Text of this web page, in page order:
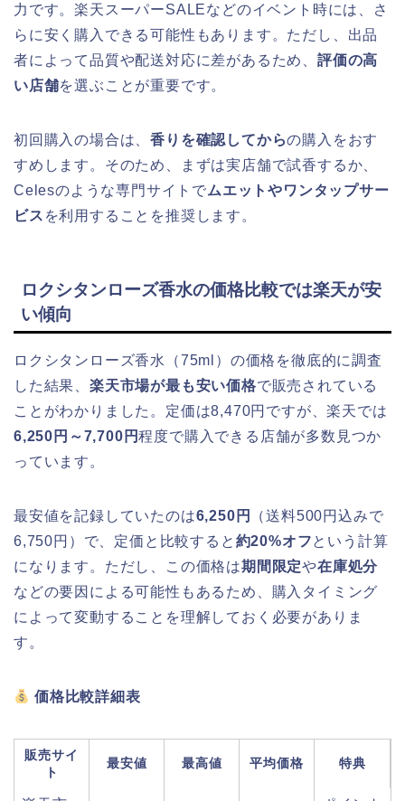
力です。楽天スーパーSALEなどのイベント時には、さ
らに安く購入できる可能性もあります。ただし、出品
者によって品質や配送対応に差があるため、 評価の高
い店舗を選ぶことが重要です。
初回購入の場合は、香りを確認してからの購入をおす
すめします。そのため、まずは実店舗で試香するか、
Celesのような専門サイトでムエットやワンタップサー
ビス を利用することを推奨します。
ロクシタンローズ香水の価格比較では楽天が安
い傾向
ロクシタンローズ香水（75ml）の価格を徹底的に調査
した結果、 楽天市場が最も安い価格で販売されている
ことがわかりました。定価は8,470円ですが、楽天では
6,250円～7,700円程度で購入できる店舗が多数見つか
っています。
最安値を記録していたのは6,250円
（送料500円込みで
6,750円）で、定価と比較すると 約20%オフという計算
になります。ただし、この価格は期間限定や在庫処分
などの要因による可能性もあるため、購入タイミング
によって変動することを理解しておく必要がありま
す。
価格比較詳細表
販売サイ
ト
最安値 最高値 平均価格 特典